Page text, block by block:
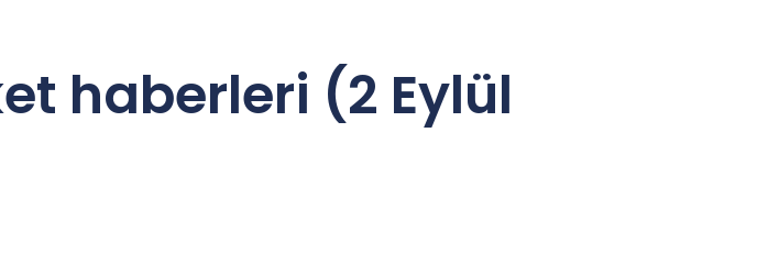
haberleri (2 Eylül